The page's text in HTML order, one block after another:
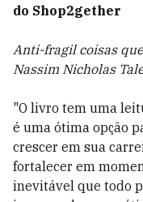
do Shop2gether
Anti-fragil coisas
Nassim Nicholas
"O livro tem uma
é uma ótima opção
crescer em sua
fortalecer em
inevitável que todo